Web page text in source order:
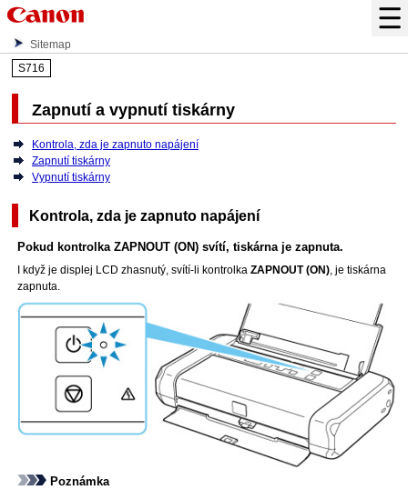
Sitemap
S716
Zapnutí a vypnutítiskárny
Kontrola, zda je zapnuto napájení
Zapnutí tiskárny
Vypnutí tiskárny
Kontrola, zda je zapnuto napájení
Pokud kontrolkaZAPNOUT (ON) svítí,tiskárnaje zapnuta.
I když je displej LCD zhasnutý, svítí-li kontrolkaZAPNOUT (ON), jetiskárna
zapnuta.
Poznámka